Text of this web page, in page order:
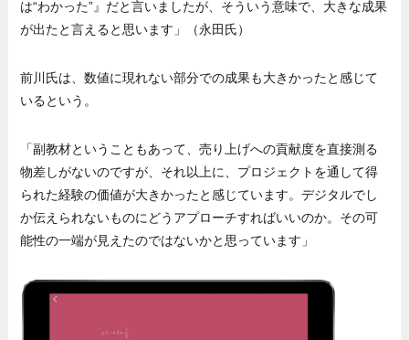
は“わかった”』だと言いましたが、そういう意味で、大きな成果
が出たと言えると思います」（永田氏）
前川氏は、数値に現れない部分での成果も大きかったと感じて
いるという。
「副教材ということもあって、売り上げへの貢献度を直接測る
物差しがないのですが、それ以上に、プロジェクトを通して得
られた経験の価値が大きかったと感じています。デジタルでし
か伝えられないものにどうアプローチすればいいのか。その可
能性の一端が見えたのではないかと思っています」